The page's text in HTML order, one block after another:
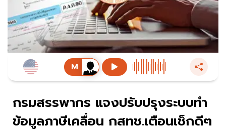
กรมสรรพากร แจงปรับปรุงระบบทำ
ข้อมูลภาษีเคลื่อน กสทช.เตือนเช็กดีๆ